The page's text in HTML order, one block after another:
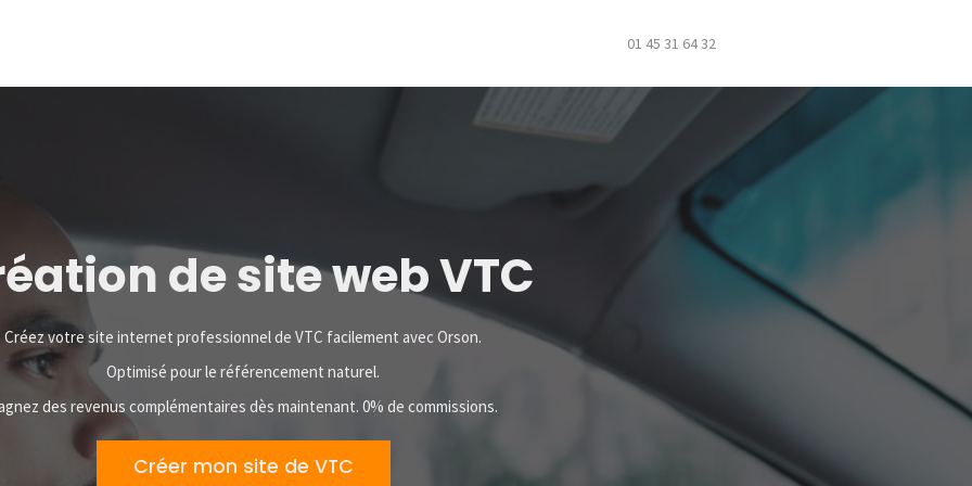
01 45 31 64 32
de site web VTC
Créez votre site internet professionnelde VTC facilement avec Orson.
Optimisé pour le référencement naturel.
des revenus complémentaires dès maintenant. 0% de commissions.
Créer mon site de VTC